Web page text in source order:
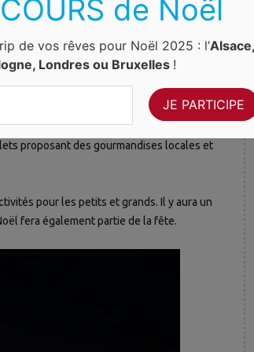
et ses spécialités ? Rendez-vous
proposant des gourmandises locales et
pour les petits et grands. Il y aura un
fera également partie de la fête.
de Noël
de vos rêves pour Noël 2025 : l’
Londres ou Bruxelles !